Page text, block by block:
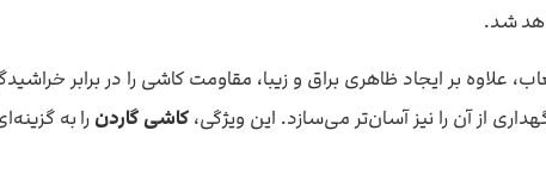
شد.
علاوه بر ایجاد ظاهری براق و زیبا، مقاومت کاشی را در برابر
از آن را نیز آسان‌تر می‌سازد. این ویژگی،کاشی گاردن را به